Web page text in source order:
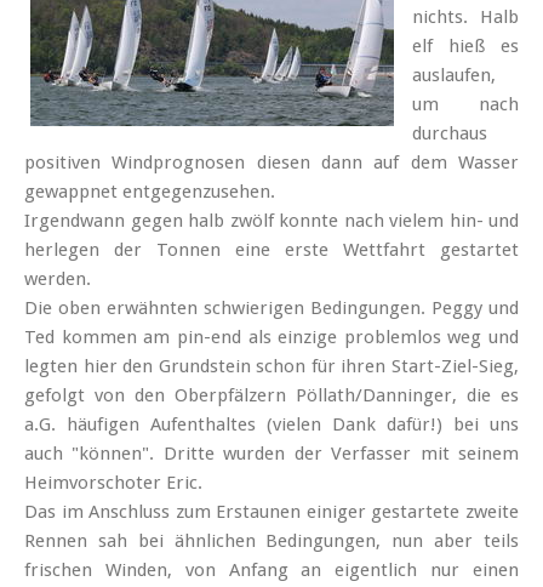
nichts. Halb
elf hieß es
auslaufen,
um nach
durchaus
positiven Wind­prog­nosen diesen dann auf dem Wasser
gewappnet ent­gegen­zusehen.
Irgendwann gegen halb zwölf konnte nach vielem hin- und
herlegen der Tonnen eine erste Wett­fahrt gestartet
werden.
Die oben erwähnten schwierigen Bedingungen. Peggy und
Ted kommen am pin-end als einzige problemlos weg und
legten hier den Grundstein schon für ihren Start-Ziel-Sieg,
gefolgt von den Ober­pfälzern Pöllath/Danninger, die es
a.G. häufigen Aufent­haltes (vielen Dank dafür!) bei uns
auch "können". Dritte wurden der Verfasser mit seinem
Heim­vorschoter Eric.
Das im Anschluss zum Erstaunen einiger gestartete zweite
Rennen sah bei ähnlichen Bedingungen, nun aber teils
frischen Winden, von Anfang an eigentlich nur einen